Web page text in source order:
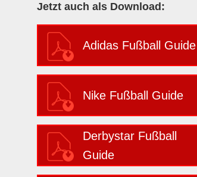
Jetzt auch als Download:
Adidas Fußball Guide
Nike Fußball Guide
Derbystar Fußball
Guide